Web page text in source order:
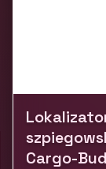
Cargo-Bud